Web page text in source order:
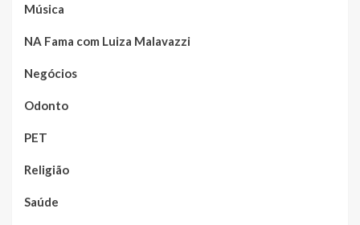
Música
NA Fama com Luiza Malavazzi
Negócios
Odonto
PET
Religião
Saúde